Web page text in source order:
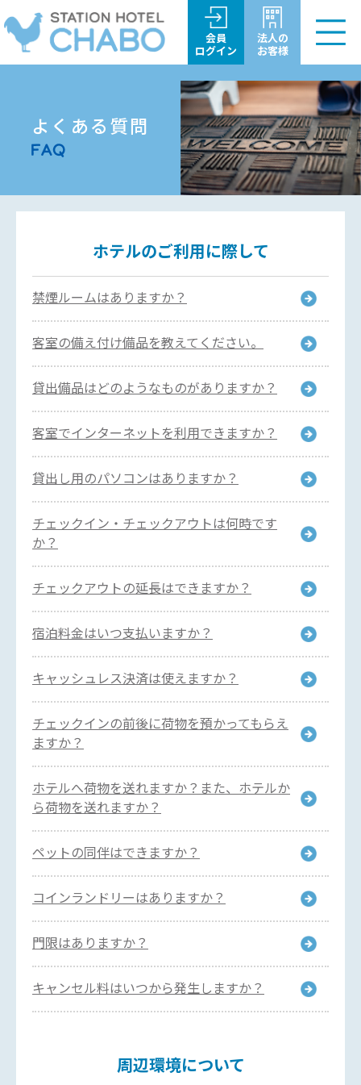
会員
ログイン
法人の
お客様
よくある質問
ホテルのご利用に際して
禁煙ルームはありますか？
客室の備え付け備品を教えてください。
貸出備品はどのようなものがありますか？
客室でインターネットを利用できますか？
貸出し用のパソコンはありますか？
チェックイン・チェックアウトは何時です
か？
チェックアウトの延長はできますか？
宿泊料金はいつ支払いますか？
キャッシュレス決済は使えますか？
チェックインの前後に荷物を預かってもらえ
ますか？
ホテルへ荷物を送れますか？また、ホテルか
ら荷物を送れますか？
ペットの同伴はできますか？
コインランドリーはありますか？
門限はありますか？
キャンセル料はいつから発生しますか？
周辺環境について